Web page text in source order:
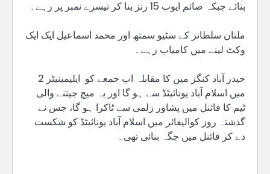
بنائے جبکہ صائم ایوب 15 رنز بنا کر تیسرے نمبر پر رہے۔
ملتان سلطانز کے سٹیو سمتھ اور محمد اسماعیل ایک ایک
وکٹ لینے میں کامیاب رہے۔
میں اسلام آباد یونائیٹڈ سے ہو گا اور یہ میچ جیتنے والی
ٹیم کا فائنل میں پشاور زلمی سے ٹاکرا ہو گا، جس نے
گذشتہ روز کوالیفائر میں اسلام آباد یونائیٹڈ کو شکست
دے کر فائنل میں جگہ بنائی تھی۔